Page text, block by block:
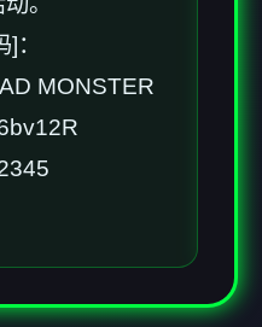
：
MONSTER